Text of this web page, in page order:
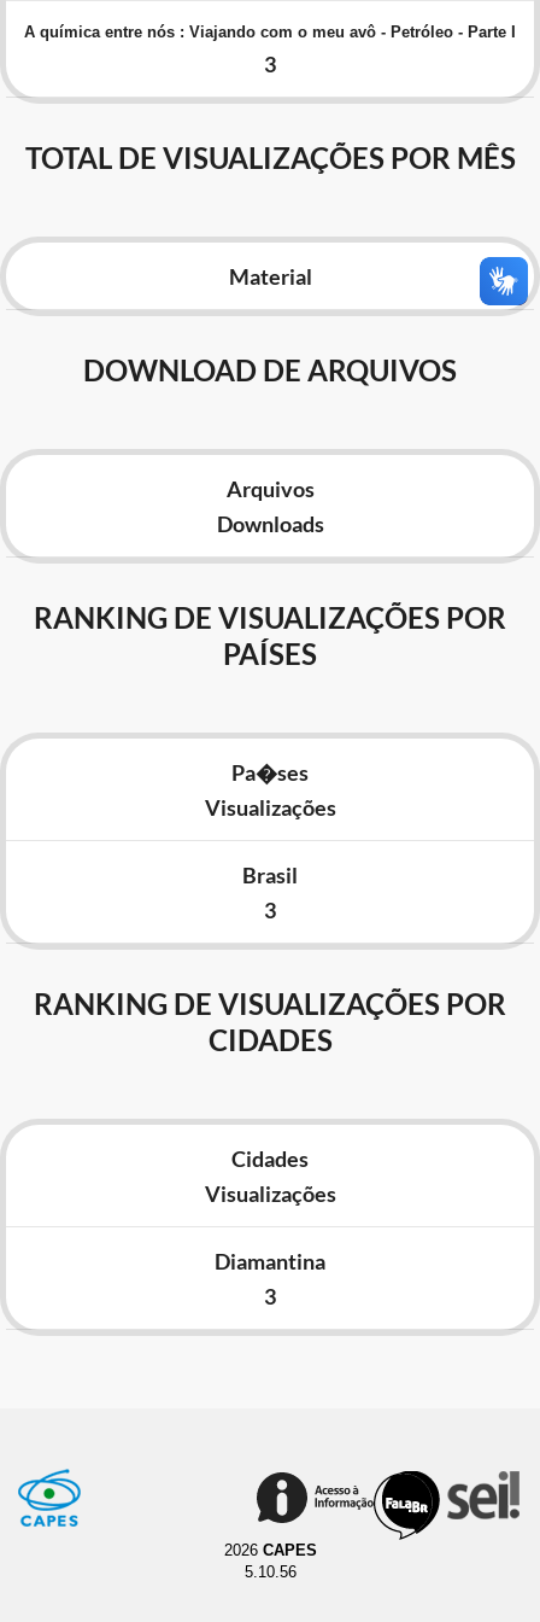
Advocacia-Geral da União
Banco Central do Brasil
A química entre nós : Viajando com o meu avô - Petróleo - Parte I
3
TOTAL DE VISUALIZAÇÕES POR MÊS
Material
DOWNLOAD DE ARQUIVOS
Arquivos
Downloads
RANKING DE VISUALIZAÇÕES POR
PAÍSES
Pa�ses
Visualizações
Brasil
3
RANKING DE VISUALIZAÇÕES POR
CIDADES
Cidades
Visualizações
Diamantina
3
2026 CAPES
5.10.56